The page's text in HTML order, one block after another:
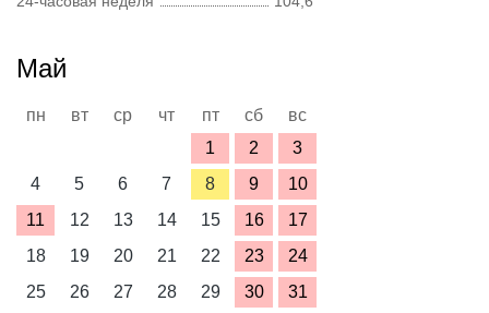
Май
пн вт ср чт пт сб
вс
1
2
3
4
5 6 7 8 9
10
11
12 13 14 15 16
17
18
19 20 21 22 23
24
25
26 27 28 29 30 31